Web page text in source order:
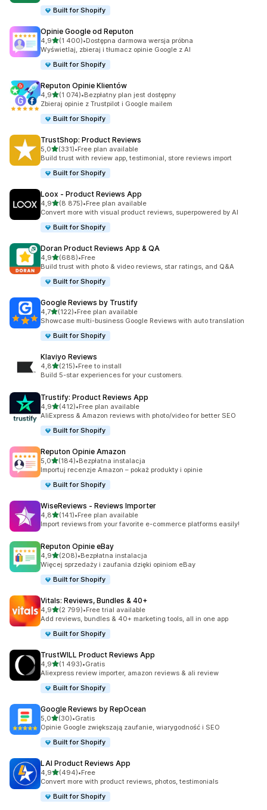
Built for Shopify
Opinie Google od Reputon
4,9na 5 gwiazdek
(1 400)
Łączna liczba recenzji: 1400
•Dostępna darmowa wersja próbna
Wyświetlaj, zbieraj i tłumacz opinie Google z AI
Built for Shopify
Reputon Opinie Klientów
4,9na 5 gwiazdek
(1 074)
Łączna liczba recenzji: 1074
•Bezpłatny plan jest dostępny
Zbieraj opinie z Trustpilot i Google mailem
Built for Shopify
TrustShop: Product Reviews
5,0na 5 gwiazdek
(331)
Łączna liczba recenzji: 331
•Free plan available
Build trust with review app, testimonial, store reviews import
Built for Shopify
Loox ‑ Product Reviews App
4,9na 5 gwiazdek
(8 875)
Łączna liczba recenzji: 8875
•Free plan available
Convert more with visual product reviews, superpowered by AI
Built for Shopify
Doran Product Reviews App & QA
4,9na 5 gwiazdek
(688)
Łączna liczba recenzji: 688
•Free
Build trust with photo & video reviews, star ratings, and Q&A
Built for Shopify
Google Reviews by Trustify
4,7na 5 gwiazdek
(122)
Łączna liczba recenzji: 122
•Free plan available
Showcase multi-business Google Reviews with auto translation
Built for Shopify
Klaviyo Reviews
4,8na 5 gwiazdek
(215)
Łączna liczba recenzji: 215
•Free to install
Build 5-star experiences for your customers.
Trustify: Product Reviews App
4,9na 5 gwiazdek
(412)
Łączna liczba recenzji: 412
•Free plan available
AliExpress & Amazon reviews with photo/video for better SEO
Built for Shopify
Reputon Opinie Amazon
5,0na 5 gwiazdek
(184)
Łączna liczba recenzji: 184
•Bezpłatna instalacja
Importuj recenzje Amazon – pokaż produkty i opinie
Built for Shopify
WiseReviews ‑ Reviews Importer
4,8na 5 gwiazdek
(141)
Łączna liczba recenzji: 141
•Free plan available
Import reviews from your favorite e-commerce platforms easily!
Reputon Opinie eBay
4,9na 5 gwiazdek
(208)
Łączna liczba recenzji: 208
•Bezpłatna instalacja
Więcej sprzedaży i zaufania dzięki opiniom eBay
Built for Shopify
Vitals: Reviews, Bundles & 40+
4,9na 5 gwiazdek
(2 799)
Łączna liczba recenzji: 2799
•Free trial available
Add reviews, bundles & 40+ marketing tools, all in one app
Built for Shopify
TrustWILL Product Reviews App
4,9na 5 gwiazdek
(1 493)
Łączna liczba recenzji: 1493
•Gratis
Aliexpress review importer, amazon reviews & ali review
Built for Shopify
Google Reviews by RepOcean
5,0na 5 gwiazdek
(30)
Łączna liczba recenzji: 30
•Gratis
Opinie Google zwiększają zaufanie, wiarygodność i SEO
Built for Shopify
LAI Product Reviews App
4,9na 5 gwiazdek
(494)
Łączna liczba recenzji: 494
•Free
Convert more with product reviews, photos, testimonials
Built for Shopify